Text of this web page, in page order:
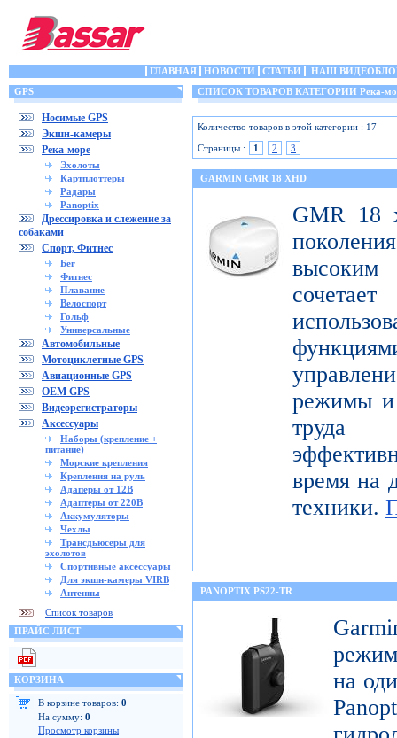
ГЛАВНАЯ НОВОСТИ СТАТЬИ
НАШ
GPS
Носимые GPS
Экшн-камеры
Река-море
Эхолоты
Картплоттеры
Радары
Panoptix
Дрессировка и слежение за
собаками
Спорт, Фитнес
Бег
Фитнес
Плавание
Велоспорт
Гольф
Универсальные
Автомобильные
Мотоциклетные GPS
Авиационные GPS
OEM GPS
Видеорегистраторы
Аксессуары
Наборы (крепление +
питание)
Морские крепления
Крепления на руль
Адаперы от 12В
Адаптеры от 220В
Аккумуляторы
Чехлы
Трансдьюсеры для
эхолотов
Спортивные аксессуары
Для экшн-камеры VIRB
Антенны
Список товаров
ПРАЙС ЛИСТ
КОРЗИНА
В корзине товаров: 0
На сумму: 0
Просмотр корзины
СПИСОК ТОВАРОВ КАТЕГОРИИ Река-
Количество товаров в этой категории : 17
Страницы :
1 2 3
GARMIN GMR 18 XHD
GMR 18
высоким
режимы и
труда
время на
техники.
PANOPTIX PS22-TR
на